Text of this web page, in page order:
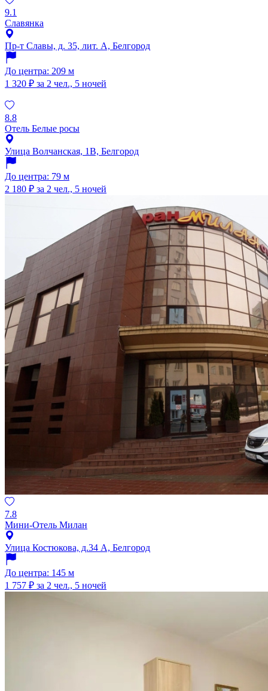
9.1
Славянка
Пр-т Славы, д. 35, лит. А, Белгород
До центра: 209 м
1 320 ₽ за 2 чел., 5 ночей
8.8
Отель Белые росы
Улица Волчанская, 1В, Белгород
До центра: 79 м
2 180 ₽ за 2 чел., 5 ночей
7.8
Мини-Отель Милан
Улица Костюкова, д.34 А, Белгород
До центра: 145 м
1 757 ₽ за 2 чел., 5 ночей